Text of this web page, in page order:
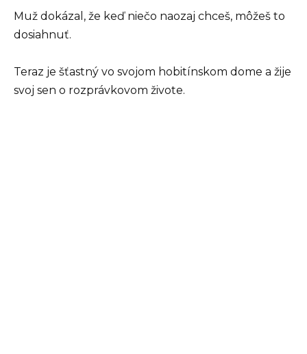
Muž dokázal, že keď niečo naozaj chceš, môžeš to
dosiahnuť.
Teraz je šťastný vo svojom hobitínskom dome a žije
svoj sen o rozprávkovom živote.